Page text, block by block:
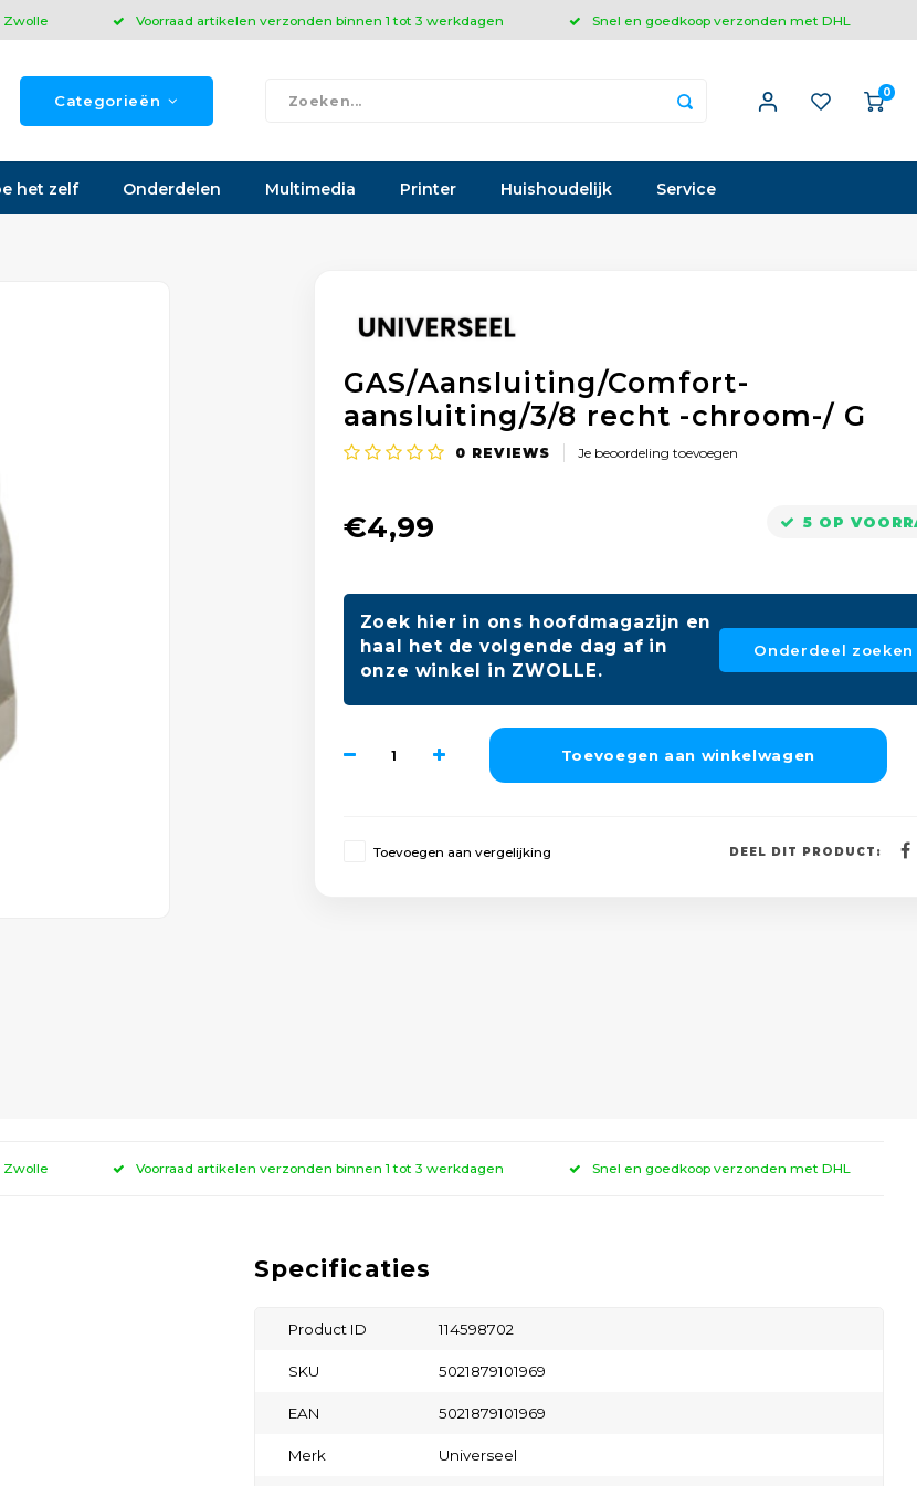
Zwolle Voorraad artikelen verzonden binnen 1 tot 3 werkdagen Snel en goedkoop verzonden met DHL
Categorieën 0
het zelf Onderdelen Multimedia Printer Huishoudelijk Service
GAS/Aansluiting/Comfort-
aansluiting/3/8 recht -chroom-/ G
0 REVIEWS Je beoordeling toevoegen
€4,99 5 OP
Zoek hier in ons hoofdmagazijn en
haal het de volgende dag af in
onze winkel in ZWOLLE.
Onderdeel zoeken
Toevoegen aan winkelwagen
Toevoegen aan vergelijking DEEL DIT PRODUCT:
Zwolle Voorraad artikelen verzonden binnen 1 tot 3 werkdagen Snel en goedkoop verzonden met DHL
Specificaties
Product ID 114598702
SKU 5021879101969
EAN 5021879101969
Merk Universeel